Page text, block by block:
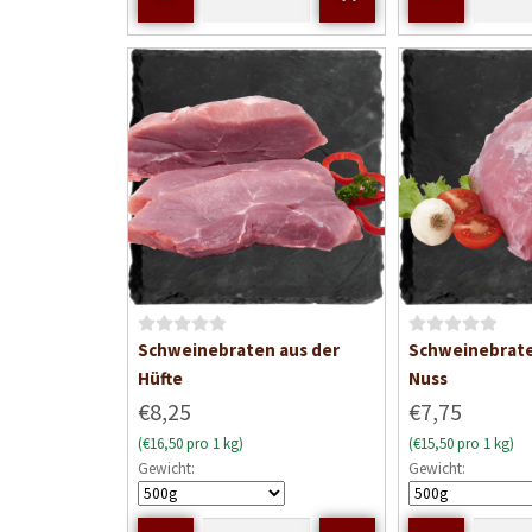
i
t
0
o
n
5
i
t
0
o
n
B
e
e
r
t
e
t
Schweinebraten aus der
Hüfte
€8,25
(€16,50 pro 1 kg)
Gewicht:
B
e
e
r
t
e
t
Nuss
€7,75
(€15,50 pro 1 kg)
Gewicht: